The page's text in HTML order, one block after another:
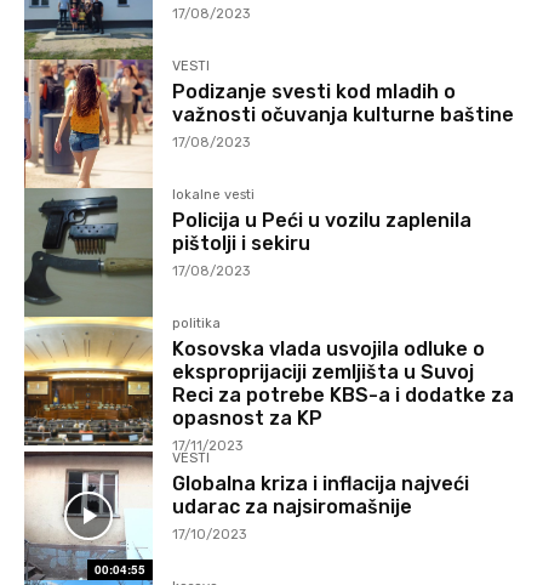
17/08/2023
VESTI
Podizanje svesti kod mladih o
važnosti očuvanja kulturne baštine
17/08/2023
lokalne vesti
Policija u Peći u vozilu zaplenila
pištolji i sekiru
17/08/2023
politika
Kosovska vlada usvojila odluke o
eksproprijaciji zemljišta u Suvoj
Reci za potrebe KBS-a i dodatke za
opasnost za KP
17/11/2023
00:04:55
VESTI
Globalna kriza i inflacija najveći
udarac za najsiromašnije
17/10/2023